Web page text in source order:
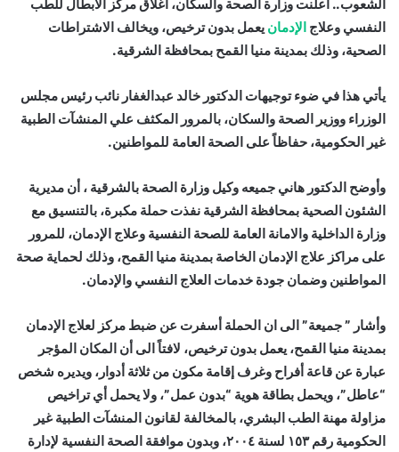
الشعوب.. أعلنت وزارة الصحة والسكان، اغلاق مركز الأبطال للطب
النفسي وعلاج الإدمان يعمل بدون ترخيص، ويخالف الاشتراطات
الصحية، وذلك بمدينة منيا القمح بمحافظة الشرقية.
يأتي هذا في ضوء توجيهات الدكتور خالد عبدالغفار نائب رئيس مجلس
الوزراء ووزير الصحة والسكان، بالمرور المكثف علي المنشآت الطبية
غير الحكومية، حفاظاً على الصحة العامة للمواطنين.
وأوضح الدكتور هاني جميعه وكيل وزارة الصحة بالشرقية ، أن مديرية
الشئون الصحية بمحافظة الشرقية نفذت حملة مكبرة، بالتنسيق مع
وزارة الداخلية والامانة العامة للصحة النفسية وعلاج الإدمان، للمرور
على مراكز علاج الإدمان الخاصة بمدينة منيا القمح، وذلك لحماية صحة
المواطنين وضمان جودة خدمات العلاج النفسي والإدمان.
وأشار ” جميعة” الى ان الحملة أسفرت عن ضبط مركز لعلاج الإدمان
بمدينة منيا القمح، يعمل بدون ترخيص، لافتاً الى أن المكان المؤجر
عبارة عن قاعة أفراح وغرف إقامة مكون من ثلاثة أدوار، ويديره شخص
“عاطل”، ويحمل بطاقة هوية “بدون عمل”، ولا يحمل أي تراخيص
مزاولة مهنة الطب البشري، بالمخالفة لقانون المنشآت الطبية غير
الحكومية رقم ١٥٣ لسنة ٢٠٠٤، وبدون موافقة الصحة النفسية لإدارة